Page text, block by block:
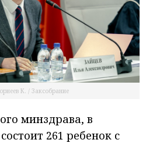
К. / Заксобрание
минздрава, в
261 ребенок с